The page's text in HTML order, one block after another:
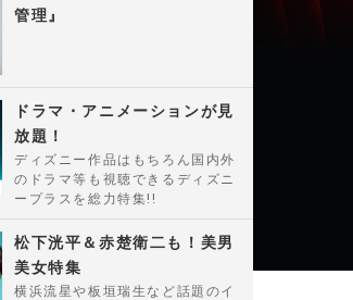
管理』
ドラマ・アニメーションが見
放題！
ディズニー作品はもちろん国内外
のドラマ等も視聴できるディズニ
ープラスを総力特集!!
松下洸平＆赤楚衛二も！美男
美女特集
横浜流星や板垣瑞生など話題のイ